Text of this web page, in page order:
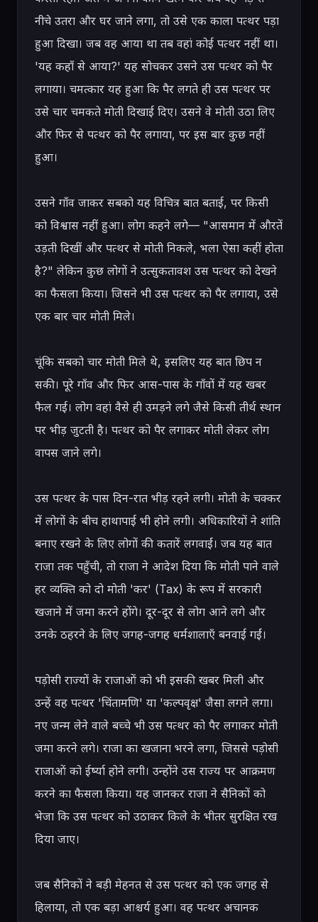
नीचे उतरा और घर जाने लगा, तो उसे एक काला पत्थर पड़ा
हुआ दिखा। जब वह आया था तब वहां कोई पत्थर नहीं था।
'यह कहाँ से आया?' यह सोचकर उसने उस पत्थर को पैर
लगाया। चमत्कार यह हुआ कि पैर लगते ही उस पत्थर पर
उसे चार चमकते मोती दिखाई दिए। उसने वे मोती उठा लिए
और फिर से पत्थर को पैर लगाया, पर इस बार कुछ नहीं
हुआ।
उसने गाँव जाकर सबको यह विचित्र बात बताई, पर किसी
को विश्वास नहीं हुआ। लोग कहने लगे— "आसमान में औरतें
उड़ती दिखीं और पत्थर से मोती निकले, भला ऐसा कहीं होता
है?" लेकिन कुछ लोगों ने उत्सुकतावश उस पत्थर को देखने
का फैसला किया। जिसने भी उस पत्थर को पैर लगाया, उसे
एक बार चार मोती मिले।
चूंकि सबको चार मोती मिले थे, इसलिए यह बात छिप न
सकी। पूरे गाँव और फिर आस-पास के गाँवों में यह खबर
फैल गई। लोग वहां वैसे ही उमड़ने लगे जैसे किसी तीर्थ स्थान
पर भीड़ जुटती है। पत्थर को पैर लगाकर मोती लेकर लोग
वापस जाने लगे।
उस पत्थर के पास दिन-रात भीड़ रहने लगी। मोती के चक्कर
में लोगों के बीच हाथापाई भी होने लगी। अधिकारियों ने शांति
बनाए रखने के लिए लोगों की कतारें लगवाईं। जब यह बात
राजा तक पहुँची, तो राजा ने आदेश दिया कि मोती पाने वाले
हर व्यक्ति को दो मोती 'कर' (Tax) के रूप में सरकारी
खजाने में जमा करने होंगे। दूर-दूर से लोग आने लगे और
उनके ठहरने के लिए जगह-जगह धर्मशालाएँ बनवाई गईं।
पड़ोसी राज्यों के राजाओं को भी इसकी खबर मिली और
उन्हें वह पत्थर 'चिंतामणि' या 'कल्पवृक्ष' जैसा लगने लगा।
नए जन्म लेने वाले बच्चे भी उस पत्थर को पैर लगाकर मोती
जमा करने लगे। राजा का खजाना भरने लगा, जिससे पड़ोसी
राजाओं को ईर्ष्या होने लगी। उन्होंने उस राज्य पर आक्रमण
करने का फैसला किया। यह जानकर राजा ने सैनिकों को
भेजा कि उस पत्थर को उठाकर किले के भीतर सुरक्षित रख
दिया जाए।
जब सैनिकों ने बड़ी मेहनत से उस पत्थर को एक जगह से
हिलाया, तो एक बड़ा आश्चर्य हुआ। वह पत्थर अचानक